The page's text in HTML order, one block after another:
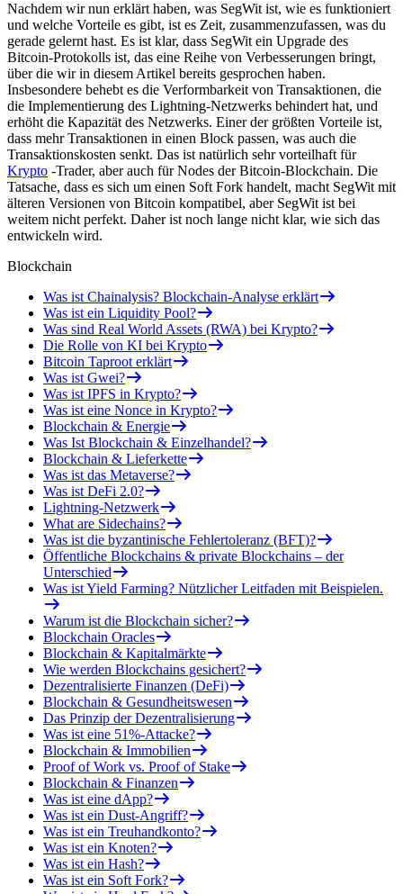
Nachdem wir nun erklärt haben, was SegWit ist, wie es funktioniert
und welche Vorteile es gibt, ist es Zeit, zusammenzufassen, was du
gerade gelernt hast. Es ist klar, dass SegWit ein Upgrade des
Bitcoin-Protokolls ist, das eine Reihe von Verbesserungen bringt,
über die wir in diesem Artikel bereits gesprochen haben.
Insbesondere behebt es die Verformbarkeit von Transaktionen, die
die Implementierung des Lightning-Netzwerks behindert hat, und
erhöht die Kapazität des Netzwerks. Einer der größten Vorteile ist,
dass mehr Transaktionen in einen Block passen, was auch die
Transaktionskosten senkt. Das ist natürlich sehr vorteilhaft für
Krypto -Trader, aber auch für Nodes der Bitcoin-Blockchain. Die
Tatsache, dass es sich um einen Soft Fork handelt, macht SegWit mit
älteren Versionen von Bitcoin kompatibel, aber SegWit ist bei
weitem nicht perfekt. Daher ist noch lange nicht klar, wie sich das
entwickeln wird.
Blockchain
Was ist Chainalysis? Blockchain-Analyse erklärt
Was ist ein Liquidity Pool?
Was sind Real World Assets (RWA) bei Krypto?
Die Rolle von KI bei Krypto
Bitcoin Taproot erklärt
Was ist Gwei?
Was ist IPFS in Krypto?
Was ist eine Nonce in Krypto?
Blockchain & Energie
Was Ist Blockchain & Einzelhandel?
Blockchain & Lieferkette
Was ist das Metaverse?
Was ist DeFi 2.0?
Lightning-Netzwerk
What are Sidechains?
Was ist die byzantinische Fehlertoleranz (BFT)?
Öffentliche Blockchains & private Blockchains – der
Unterschied
Was ist Yield Farming? Nützlicher Leitfaden mit Beispielen.
Warum ist die Blockchain sicher?
Blockchain Oracles
Blockchain & Kapitalmärkte
Wie werden Blockchains gesichert?
Dezentralisierte Finanzen (DeFi)
Blockchain & Gesundheitswesen
Das Prinzip der Dezentralisierung
Was ist eine 51%-Attacke?
Blockchain & Immobilien
Proof of Work vs. Proof of Stake
Blockchain & Finanzen
Was ist eine dApp?
Was ist ein Dust-Angriff?
Was ist ein Treuhandkonto?
Was ist ein Knoten?
Was ist ein Hash?
Was ist ein Soft Fork?